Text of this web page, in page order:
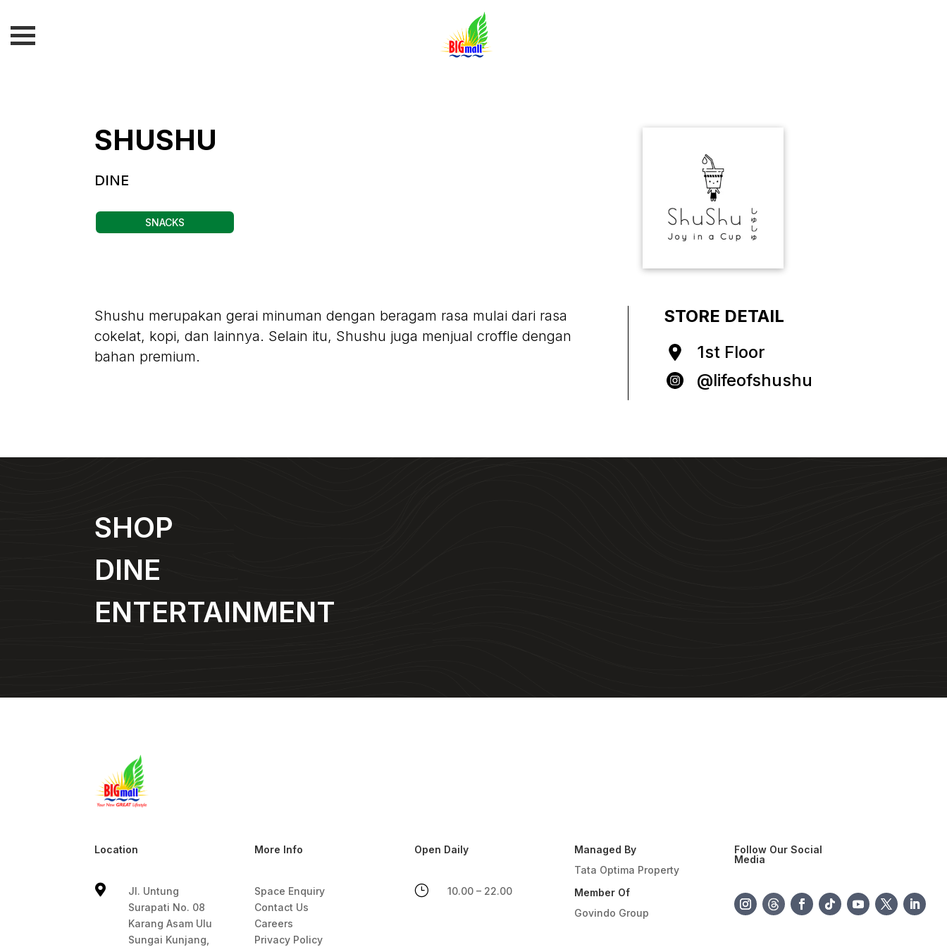
SHUSHU
DINE
SNACKS
Shushu merupakan gerai minuman dengan beragam rasa mulai dari rasa
cokelat, kopi, dan lainnya. Selain itu, Shushu juga menjual croffle dengan
bahan premium.
STORE DETAIL
1st Floor
@lifeofshushu
SHOP
DINE
ENTERTAINMENT
Location

Jl. Untung
Surapati No. 08
Karang Asam Ulu
Sungai Kunjang,
More Info
Space Enquiry
Contact Us
Careers
Privacy Policy
Open Daily
} 10.00 – 22.00
Managed By
Tata Optima Property
Member Of
Govindo Group
Follow Our Social
Media